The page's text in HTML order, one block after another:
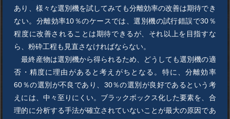
あり、様々な選別機を試してみても分離効率の改善は期待でき
ない。分離効率10％のケースでは、選別機の試行錯誤で30％
程度に改善されることは期待できるが、それ以上を目指すな
ら、粉砕工程も見直さなければならない。
最終産物は選別機から得られるため、どうしても選別機の適
否・精度に理由があると考えがちとなる。特に、分離効率
60％の選別が不良であり、30％の選別が良好であるという考
えには、中々至りにくい。ブラックボックス化した要素を、合
理的に分析する手法が確立されていないことが最大の原因であ